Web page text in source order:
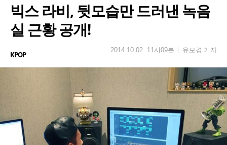
빅스 라비, 뒷모습만 드러낸 녹음
실 근황 공개!
KPOP
2014.10.02. 11시09분 유보경 기자